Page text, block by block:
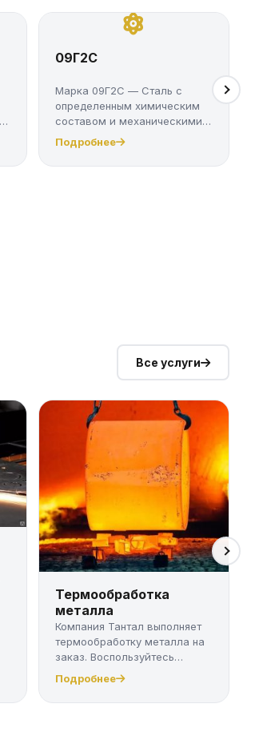
09Г2С
Марка 09Г2С — Сталь с
определенным химическим
составом и механическими
свойствам...
Подробнее
Все услуги
Термообработка
металла
Компания Тантал выполняет
термообработку металла на
заказ. Воспользуйтесь
качест...
Подробнее